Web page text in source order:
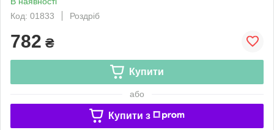
Код: 01833
Роздріб
782 ₴
Купити
або
Купити з